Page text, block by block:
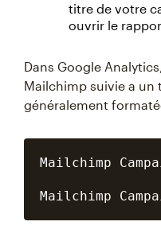
titre de votre
ouvrir le
Dans Google
Mailchimp suivie a un
généralement
Mailchimp